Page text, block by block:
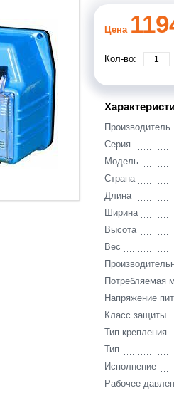
Цена
Кол-во:
Производитель
Серия
Модель
Страна
Длина
Ширина
Высота
Вес
Потребляемая
Напряжение
Класс защиты
Тип крепления
Тип
Исполнение
Рабочее